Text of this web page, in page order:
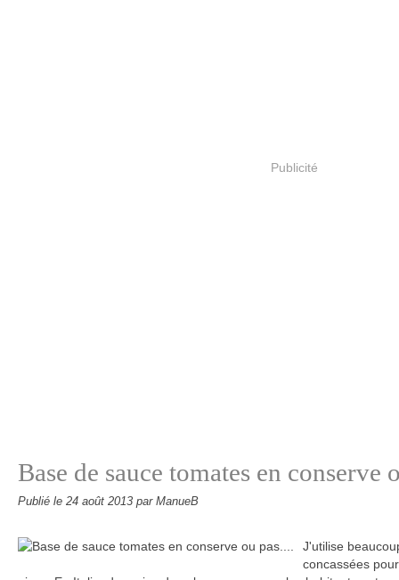
Publicité
Base de sauce tomates en conserve
Publié le 24 août 2013 par ManueB
J'utilise
concassées